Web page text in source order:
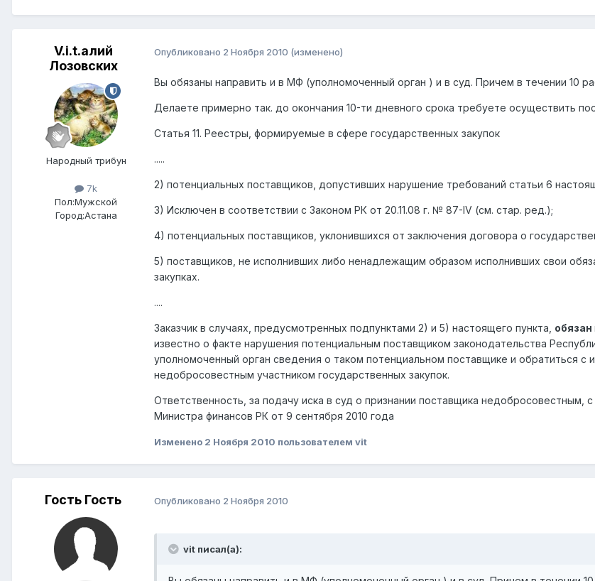
V.i.t.алий
Лозовских
Народный трибун
7k
Пол:Мужской
Город:Астана
Опубликовано 2 Ноября 2010 (изменено)
Вы обязаны направить и в МФ (уполномоченный орган ) и в суд. Причем в течении 10
Делаете примерно так. до окончания 10-ти дневного срока требуете осуществить
Статья 11. Реестры, формируемые в сфере государственных закупок
.....
2) потенциальных поставщиков, допустивших нарушение требований статьи 6
3) Исключен в соответствии с Законом РК от 20.11.08 г. № 87-IV (см. стар. ред.);
4) потенциальных поставщиков, уклонившихся от заключения договора о
5) поставщиков, не исполнивших либо ненадлежащим образом исполнивших свои
закупках.
....
Заказчик в случаях, предусмотренных подпунктами 2) и 5) настоящего пункта, обязан
известно о факте нарушения потенциальным поставщиком законодательства
уполномоченный орган сведения о таком потенциальном поставщике и обратиться с
недобросовестным участником государственных закупок.
Ответственность, за подачу иска в суд о признании поставщика недобросовестным,
Министра финансов РК от 9 сентября 2010 года
Изменено 2 Ноября 2010 пользователем vit
Гость Гость Опубликовано 2 Ноября 2010
vit писал(а):